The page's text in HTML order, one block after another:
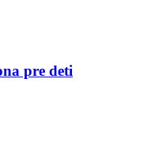
pre deti